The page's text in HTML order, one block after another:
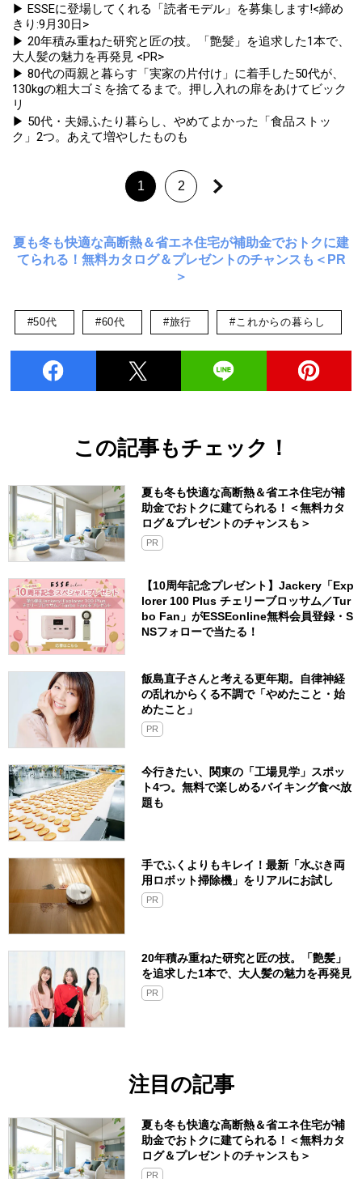
▶ ESSEに登場してくれる「読者モデル」を募集します!<締め
きり:9月30日>
▶ 20年積み重ねた研究と匠の技。「艶髪」を追求した1本で、
大人髪の魅力を再発見 <PR>
▶ 80代の両親と暮らす「実家の片付け」に着手した50代が、
130kgの粗大ゴミを捨てるまで。押し入れの扉をあけてビック
リ
▶ 50代・夫婦ふたり暮らし、やめてよかった「食品ストッ
ク」2つ。あえて増やしたものも
1 2
夏も冬も快適な高断熱＆省エネ住宅が補助金でおトクに建
てられる！無料カタログ＆プレゼントのチャンスも＜PR
＞
#50代 #60代 #旅行 #これからの暮らし
この記事もチェック！
夏も冬も快適な高断熱＆省エネ住宅が補
助金でおトクに建てられる！＜無料カタ
ログ＆プレゼントのチャンスも＞
PR
【10周年記念プレゼント】Jackery「Exp
lorer 100 Plus チェリーブロッサム／Tur
bo Fan」がESSEonline無料会員登録・S
NSフォローで当たる！
飯島直子さんと考える更年期。自律神経
の乱れからくる不調で「やめたこと・始
めたこと」
PR
今行きたい、関東の「工場見学」スポッ
ト4つ。無料で楽しめるバイキング食べ放
題も
手でふくよりもキレイ！最新「水ぶき両
用ロボット掃除機」をリアルにお試し
PR
20年積み重ねた研究と匠の技。「艶髪」
を追求した1本で、大人髪の魅力を再発見
PR
注目の記事
夏も冬も快適な高断熱＆省エネ住宅が補
助金でおトクに建てられる！＜無料カタ
ログ＆プレゼントのチャンスも＞
PR